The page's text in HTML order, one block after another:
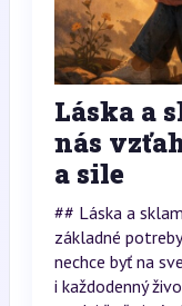
Láska a
nás
a sile
## Láska a
základné
nechce byť na
i každodenný